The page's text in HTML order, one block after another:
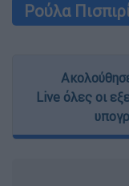
Ρούλα
Live όλες οι